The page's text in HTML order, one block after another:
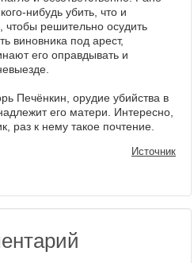
нибудь убить, что и
чтобы решительно осудить
виновника под арест,
его оправдывать и
Печёнкин, орудие убийства в
его матери. Интересно,
раз к нему такое почтение.
Источник